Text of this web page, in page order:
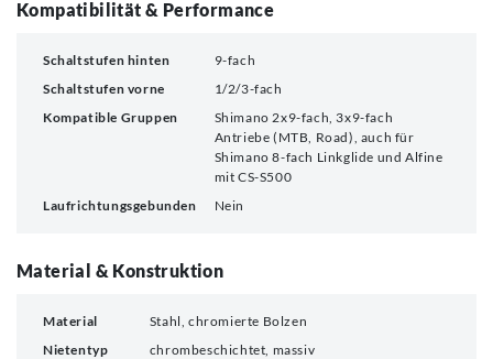
Kompatibilität & Performance
Schaltstufen hinten
9-fach
Schaltstufen vorne
1/2/3-fach
Kompatible Gruppen
Shimano 2x9-fach, 3x9-fach
Antriebe (MTB, Road), auch für
Shimano 8-fach Linkglide und Alfine
mit CS-S500
Laufrichtungsgebunden
Nein
Material & Konstruktion
Material
Stahl, chromierte Bolzen
Nietentyp
chrombeschichtet, massiv